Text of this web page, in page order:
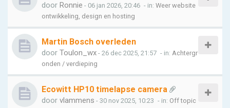
door Ronnie - 06 jan 2026, 20:46 - in: Weer website
ontwikkeling, design en hosting
Martin Bosch overleden
door Toulon_wx - 26 dec 2025, 21:57 - in: Achtergr
onden / verdieping
Ecowitt HP10 timelapse camera
door vlammens - 30 nov 2025, 10:23 - in: Off topic